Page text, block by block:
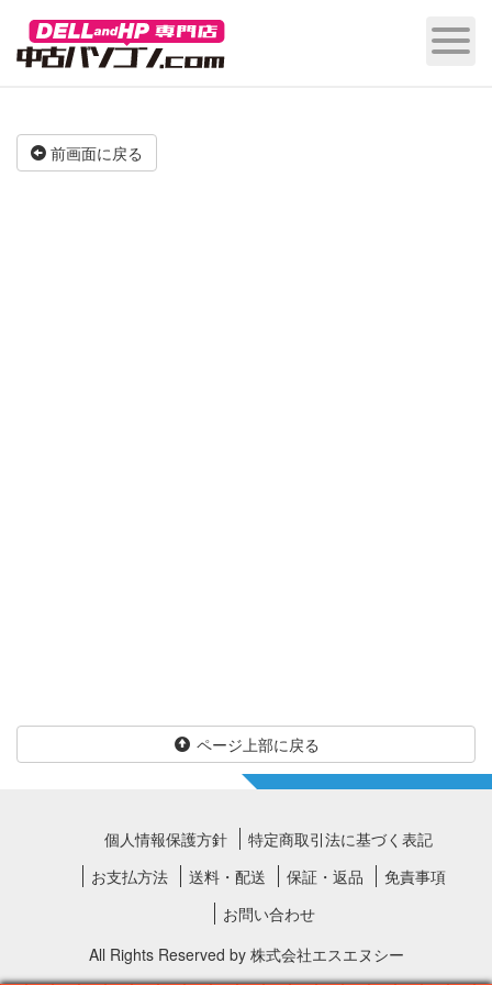
前画面に戻る
ページ上部に戻る
個人情報保護方針
特定商取引法に基づく表記
お支払方法
送料・配送 保証・返品
免責事項
お問い合わせ
All Rights Reserved by 株式会社エスエヌシー